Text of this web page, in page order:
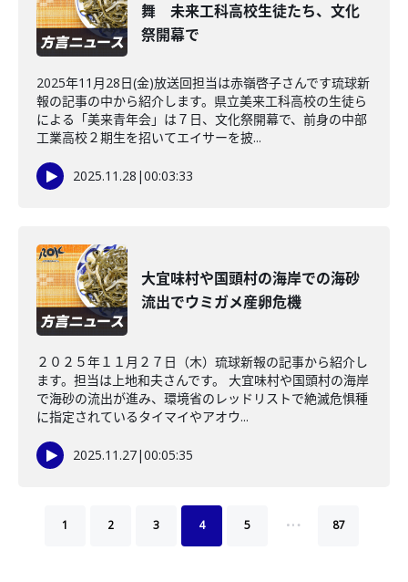
舞 未来工科高校生徒たち、文化
祭開幕で
2025年11月28日(金)放送回担当は赤嶺啓子さんです琉球新
報の記事の中から紹介します。県立美来工科高校の生徒ら
による「美来青年会」は７日、文化祭開幕で、前身の中部
工業高校２期生を招いてエイサーを披...
2025.11.28 |00:03:33
大宜味村や国頭村の海岸での海砂
流出でウミガメ産卵危機
２０２５年１１月２７日（木）琉球新報の記事から紹介し
ます。担当は上地和夫さんです。 大宜味村や国頭村の海岸
で海砂の流出が進み、環境省のレッドリストで絶滅危惧種
に指定されているタイマイやアオウ...
2025.11.27|00:05:35
1 2 3 4 5 … 87